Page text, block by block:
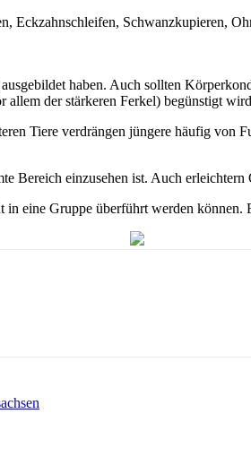
Eckzahnschleifen, Schwanzkupieren,
haben. Auch sollten
der stärkeren Ferkel) begünstigt
Tiere verdrängen jüngere häufig von
Bereich einzusehen ist. Auch
eine Gruppe überführt werden